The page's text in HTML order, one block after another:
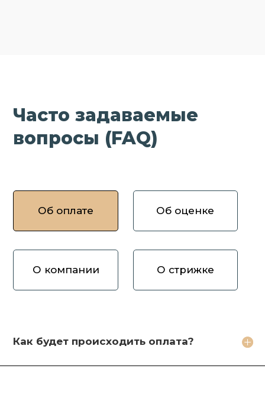
Часто задаваемые
вопросы (FAQ)
Об оплате Об оценке
О компании О стрижке
Как будет происходить оплата?
Как вы оцениваете волосы?
Зачем продавать волосы Вам?
Кто будет стричь мои волосы?